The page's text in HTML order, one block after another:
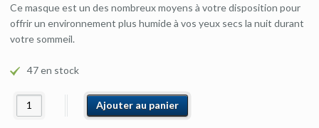
Ce masque est un des nombreux moyens à votre disposition pour
offrir un environnement plus humide à vos yeux secs la nuit durant
votre sommeil.
47 en stock
Ajouter au panier